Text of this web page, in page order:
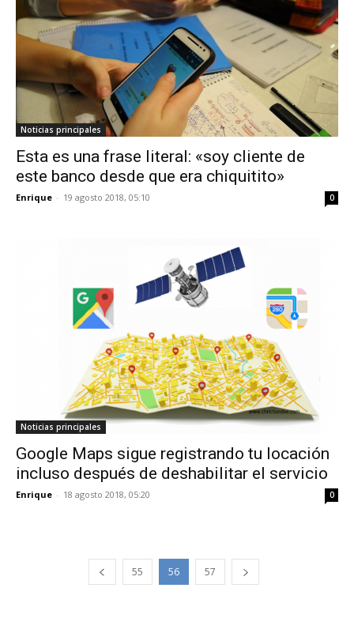
Noticias principales
Esta es una frase literal: «soy cliente de
este banco desde que era chiquitito»
Enrique - 19 agosto 2018, 05:10 0
Noticias principales
Google Maps sigue registrando tu locación
incluso después de deshabilitar el servicio
Enrique - 18 agosto 2018, 05:20 0
55 56 57